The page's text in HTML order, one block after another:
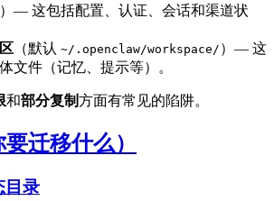
）— 这包括配置、认证、会话和渠道状
（默认 ~/.openclaw/workspace/ ）— 这
文件（记忆、提示等）。
和部分复制方面有常见的陷阱。
迁移什么）
目录